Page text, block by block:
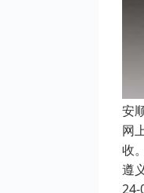
安
网
收
遵
24-